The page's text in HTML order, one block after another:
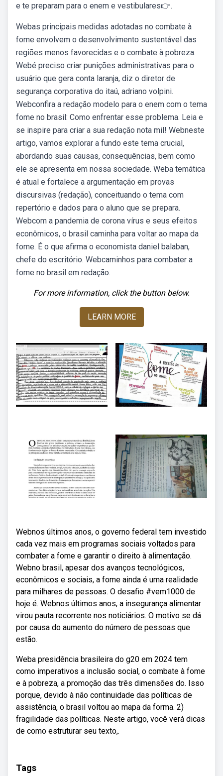
e te preparam para o enem e vestibulares👉.
Webas principais medidas adotadas no combate à
fome envolvem o desenvolvimento sustentável das
regiões menos favorecidas e o combate à pobreza.
Webé preciso criar punições administrativas para o
usuário que gera conta laranja, diz o diretor de
segurança corporativa do itaú, adriano volpini.
Webconfira a redação modelo para o enem com o tema
fome no brasil: Como enfrentar esse problema. Leia e
se inspire para criar a sua redação nota mil! Webneste
artigo, vamos explorar a fundo este tema crucial,
abordando suas causas, consequências, bem como
ele se apresenta em nossa sociedade. Weba temática
é atual e fortalece a argumentação em provas
discursivas (redação), conceituando o tema com
repertório e dados para o aluno que se prepara.
Webcom a pandemia de corona vírus e seus efeitos
econômicos, o brasil caminha para voltar ao mapa da
fome. É o que afirma o economista daniel balaban,
chefe do escritório. Webcaminhos para combater a
fome no brasil em redação.
For more information, click the button below.
LEARN MORE
Webnos últimos anos, o governo federal tem investido
cada vez mais em programas sociais voltados para
combater a fome e garantir o direito à alimentação.
Webno brasil, apesar dos avanços tecnológicos,
econômicos e sociais, a fome ainda é uma realidade
para milhares de pessoas. O desafio #vem1000 de
hoje é. Webnos últimos anos, a insegurança alimentar
virou pauta recorrente nos noticiários. O motivo se dá
por causa do aumento do número de pessoas que
estão.
Weba presidência brasileira do g20 em 2024 tem
como imperativos a inclusão social, o combate à fome
e à pobreza, a promoção das três dimensões do. Isso
porque, devido à não continuidade das políticas de
assistência, o brasil voltou ao mapa da forma. 2)
fragilidade das políticas. Neste artigo, você verá dicas
de como estruturar seu texto,.
Tags